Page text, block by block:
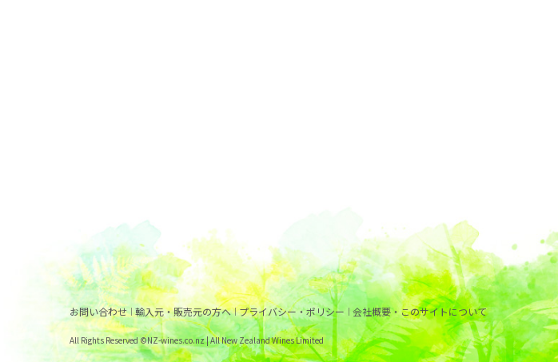
お問い合わせ 輸入元・販売元の方へ プライバシー・ポリシー 会社概要・このサイトについて
All Rights Reserved ©NZ-wines.co.nz | All New Zealand Wines Limited